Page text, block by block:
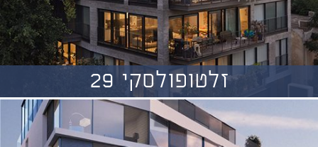
זלטופולסקי 29